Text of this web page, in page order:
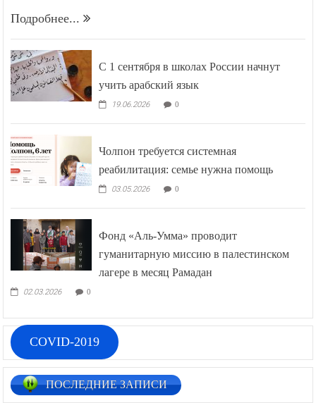
Подробнее...
С 1 сентября в школах России начнут
учить арабский язык
19.06.2026 0
Чолпон требуется системная
реабилитация: семье нужна помощь
03.05.2026 0
Фонд «Аль-Умма» проводит
гуманитарную миссию в палестинском
лагере в месяц Рамадан
02.03.2026 0
COVID-2019
ПОСЛЕДНИЕ ЗАПИСИ